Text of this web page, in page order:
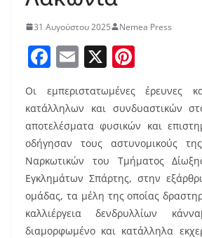
31 Αυγούστου 2025 Nemea Press
F
c
e
b
o
o
k
E
ai
l
X
nt
er
e
st
Οι εμπεριστατωμένες έρευνες
κατάλληλων και συνδυαστικών
αποτελέσματα φυσικών και
οδήγησαν τους αστυνομικούς
Ναρκωτικών του Τμήματος
Εγκλημάτων Σπάρτης, στην
ομάδας, τα μέλη της οποίας
καλλιέργεια δενδρυλλίων
διαμορφωμένο και κατάλληλα